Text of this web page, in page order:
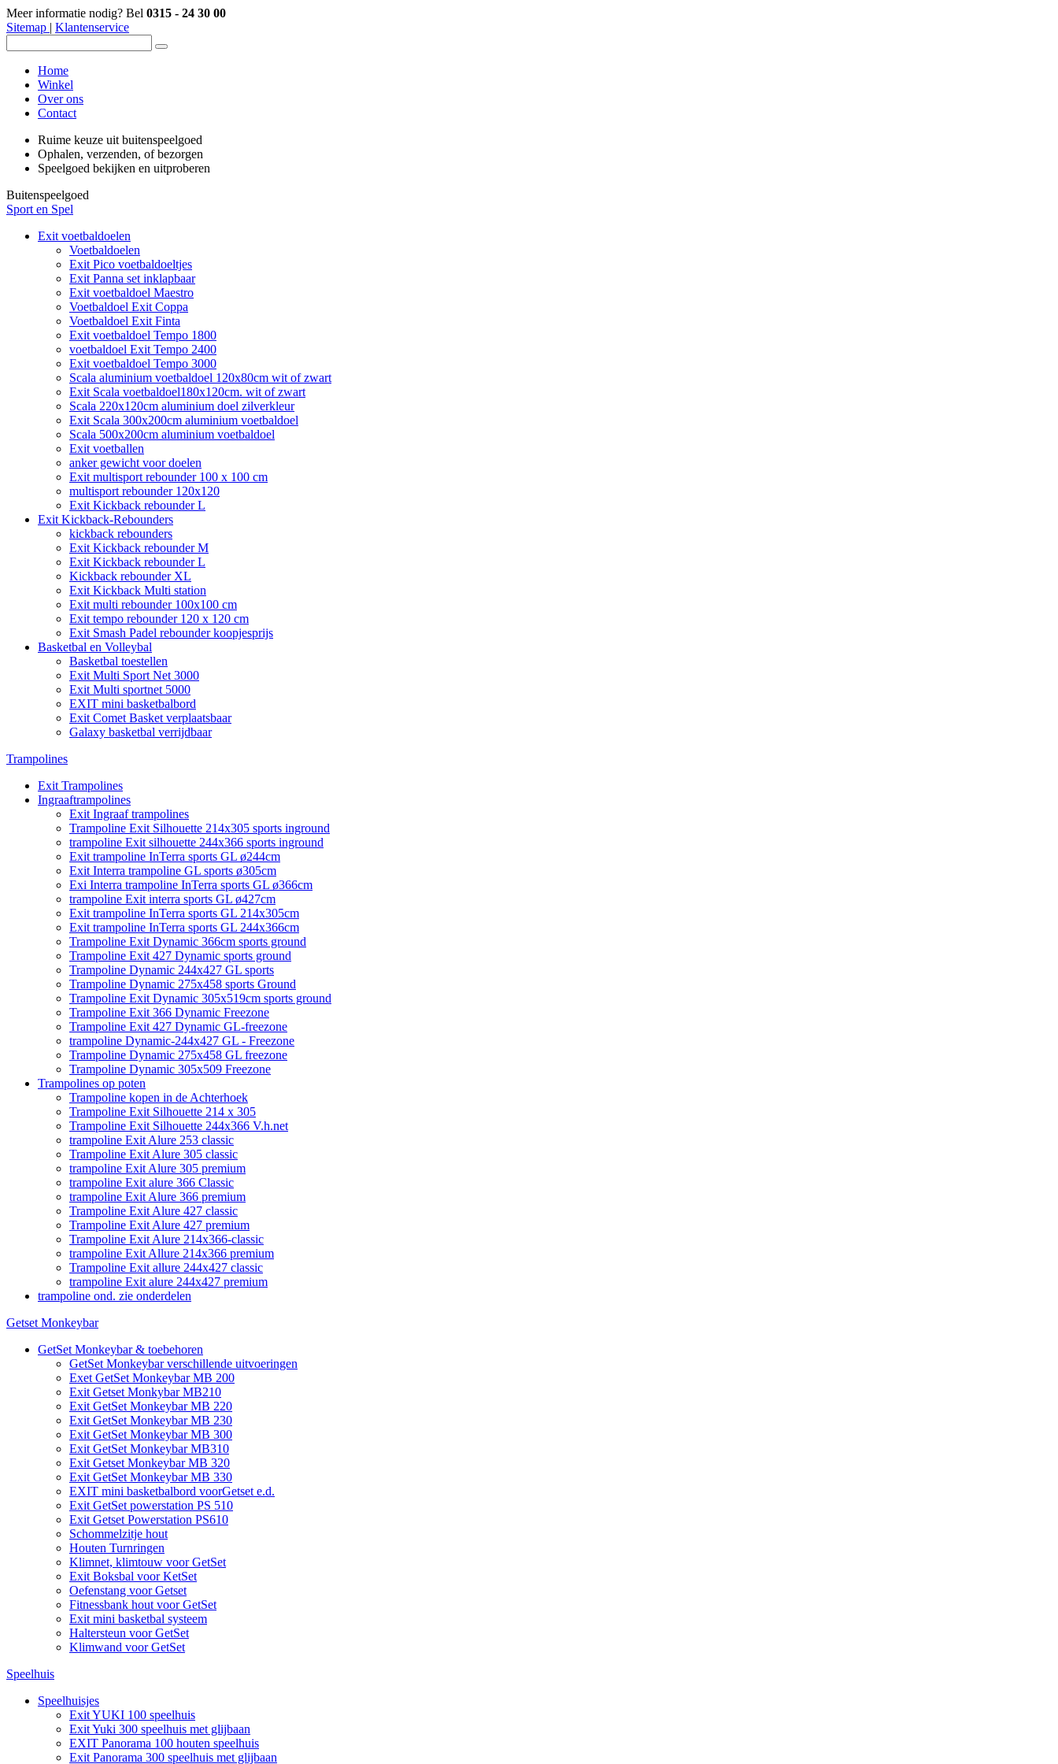
Meer informatie nodig? Bel 0315 - 24 30 00
Sitemap | Klantenservice
Home
Winkel
Over ons
Contact
Ruime keuze uit buitenspeelgoed
Ophalen, verzenden, of bezorgen
Speelgoed bekijken en uitproberen
Buitenspeelgoed
Sport en Spel
Exit voetbaldoelen
Voetbaldoelen
Exit Pico voetbaldoeltjes
Exit Panna set inklapbaar
Exit voetbaldoel Maestro
Voetbaldoel Exit Coppa
Voetbaldoel Exit Finta
Exit voetbaldoel Tempo 1800
voetbaldoel Exit Tempo 2400
Exit voetbaldoel Tempo 3000
Scala aluminium voetbaldoel 120x80cm wit of zwart
Exit Scala voetbaldoel180x120cm. wit of zwart
Scala 220x120cm aluminium doel zilverkleur
Exit Scala 300x200cm aluminium voetbaldoel
Scala 500x200cm aluminium voetbaldoel
Exit voetballen
anker gewicht voor doelen
Exit multisport rebounder 100 x 100 cm
multisport rebounder 120x120
Exit Kickback rebounder L
Exit Kickback-Rebounders
kickback rebounders
Exit Kickback rebounder M
Exit Kickback rebounder L
Kickback rebounder XL
Exit Kickback Multi station
Exit multi rebounder 100x100 cm
Exit tempo rebounder 120 x 120 cm
Exit Smash Padel rebounder koopjesprijs
Basketbal en Volleybal
Basketbal toestellen
Exit Multi Sport Net 3000
Exit Multi sportnet 5000
EXIT mini basketbalbord
Exit Comet Basket verplaatsbaar
Galaxy basketbal verrijdbaar
Trampolines
Exit Trampolines
Ingraaftrampolines
Exit Ingraaf trampolines
Trampoline Exit Silhouette 214x305 sports inground
trampoline Exit silhouette 244x366 sports inground
Exit trampoline InTerra sports GL ø244cm
Exit Interra trampoline GL sports ø305cm
Exi Interra trampoline InTerra sports GL ø366cm
trampoline Exit interra sports GL ø427cm
Exit trampoline InTerra sports GL 214x305cm
Exit trampoline InTerra sports GL 244x366cm
Trampoline Exit Dynamic 366cm sports ground
Trampoline Exit 427 Dynamic sports ground
Trampoline Dynamic 244x427 GL sports
Trampoline Dynamic 275x458 sports Ground
Trampoline Exit Dynamic 305x519cm sports ground
Trampoline Exit 366 Dynamic Freezone
Trampoline Exit 427 Dynamic GL-freezone
trampoline Dynamic-244x427 GL - Freezone
Trampoline Dynamic 275x458 GL freezone
Trampoline Dynamic 305x509 Freezone
Trampolines op poten
Trampoline kopen in de Achterhoek
Trampoline Exit Silhouette 214 x 305
Trampoline Exit Silhouette 244x366 V.h.net
trampoline Exit Alure 253 classic
Trampoline Exit Alure 305 classic
trampoline Exit Alure 305 premium
trampoline Exit alure 366 Classic
trampoline Exit Alure 366 premium
Trampoline Exit Alure 427 classic
Trampoline Exit Alure 427 premium
Trampoline Exit Alure 214x366-classic
trampoline Exit Allure 214x366 premium
Trampoline Exit allure 244x427 classic
trampoline Exit alure 244x427 premium
trampoline ond. zie onderdelen
Getset Monkeybar
GetSet Monkeybar & toebehoren
GetSet Monkeybar verschillende uitvoeringen
Exet GetSet Monkeybar MB 200
Exit Getset Monkybar MB210
Exit GetSet Monkeybar MB 220
Exit GetSet Monkeybar MB 230
Exit GetSet Monkeybar MB 300
Exit GetSet Monkeybar MB310
Exit Getset Monkeybar MB 320
Exit GetSet Monkeybar MB 330
EXIT mini basketbalbord voorGetset e.d.
Exit GetSet powerstation PS 510
Exit Getset Powerstation PS610
Schommelzitje hout
Houten Turnringen
Klimnet, klimtouw voor GetSet
Exit Boksbal voor KetSet
Oefenstang voor Getset
Fitnessbank hout voor GetSet
Exit mini basketbal systeem
Haltersteun voor GetSet
Klimwand voor GetSet
Speelhuis
Speelhuisjes
Exit YUKI 100 speelhuis
Exit Yuki 300 speelhuis met glijbaan
EXIT Panorama 100 houten speelhuis
Exit Panorama 300 speelhuis met glijbaan